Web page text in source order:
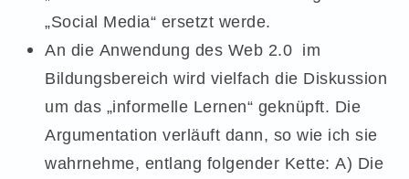
„Social Media“ ersetzt werde.
An die Anwendung des Web 2.0 im
Bildungsbereich wird vielfach die Diskussion
um das „informelle Lernen“ geknüpft. Die
Argumentation verläuft dann, so wie ich sie
wahrnehme, entlang folgender Kette: A) Die